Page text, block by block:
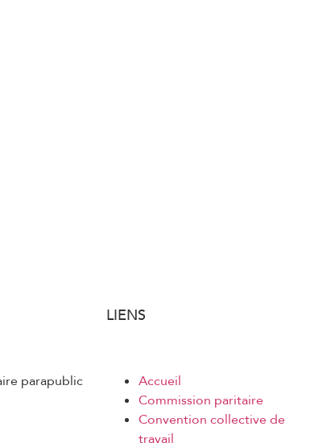
parapublic
LIENS
Accueil
Commission paritaire
Convention collective de
travail